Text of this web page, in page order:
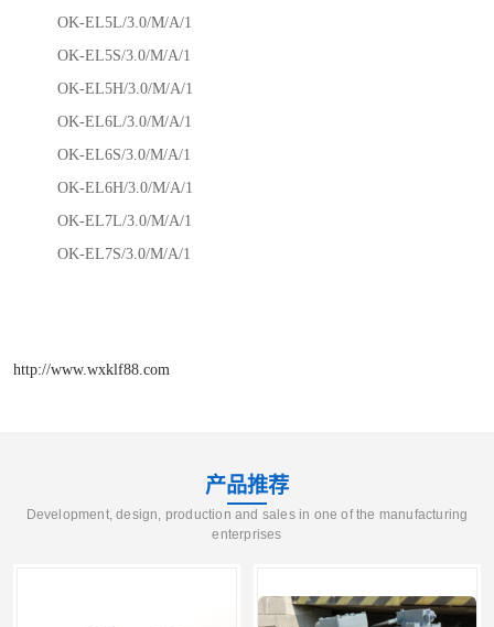
OK-EL5L/3.0/M/A/1
OK-EL5S/3.0/M/A/1
OK-EL5H/3.0/M/A/1
OK-EL6L/3.0/M/A/1
OK-EL6S/3.0/M/A/1
OK-EL6H/3.0/M/A/1
OK-EL7L/3.0/M/A/1
OK-EL7S/3.0/M/A/1
http://www.wxklf88.com
产品推荐
Development, design, production and sales in one of the manufacturing
enterprises